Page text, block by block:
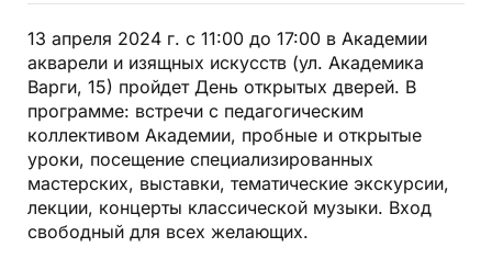
13 апреля 2024 г. с 11:00 до 17:00 в Академии
акварели и изящных искусств (ул. Академика
Варги, 15) пройдет День открытых дверей. В
программе: встречи с педагогическим
коллективом Академии, пробные и открытые
уроки, посещение специализированных
мастерских, выставки, тематические экскурсии,
лекции, концерты классической музыки. Вход
свободный для всех желающих.